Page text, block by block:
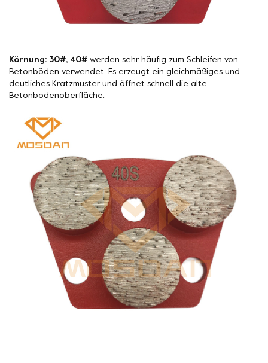
Körnung: 30#, 40# werden sehr häufig zum Schleifen von
Betonböden verwendet. Es erzeugt ein gleichmäßiges und
deutliches Kratzmuster und öffnet schnell die alte
Betonbodenoberfläche.